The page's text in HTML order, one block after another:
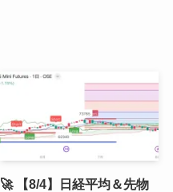
🚀 【8/4】日経平均＆先物